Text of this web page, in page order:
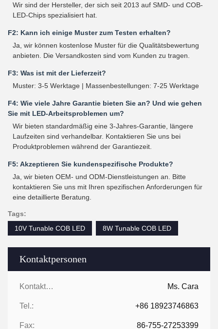
Kontaktpersonen
Kontaktpersonen: Ms. Cara
Tel.: +86 18923746863
Fax: 86-755-27253399
Wir sind der Hersteller, der sich seit 2013 auf SMD- und COB-
LED-Chips spezialisiert hat.
F2: Kann ich einige Muster zum Testen erhalten?
Ja, wir können kostenlose Muster für die Qualitätsbewertung
anbieten. Die Versandkosten sind vom Kunden zu tragen.
F3: Was ist mit der Lieferzeit?
Muster: 3-5 Werktage | Massenbestellungen: 7-25 Werktage
F4: Wie viele Jahre Garantie bieten Sie an? Und wie gehen
Sie mit LED-Arbeitsproblemen um?
Wir bieten standardmäßig eine 3-Jahres-Garantie, längere
Laufzeiten sind verhandelbar. Kontaktieren Sie uns bei
Produktproblemen während der Garantiezeit.
F5: Akzeptieren Sie kundenspezifische Produkte?
Ja, wir bieten OEM- und ODM-Dienstleistungen an. Bitte
kontaktieren Sie uns mit Ihren spezifischen Anforderungen für
eine detaillierte Beratung.
Tags:
10V Tunable COB LED
8W Tunable COB LED